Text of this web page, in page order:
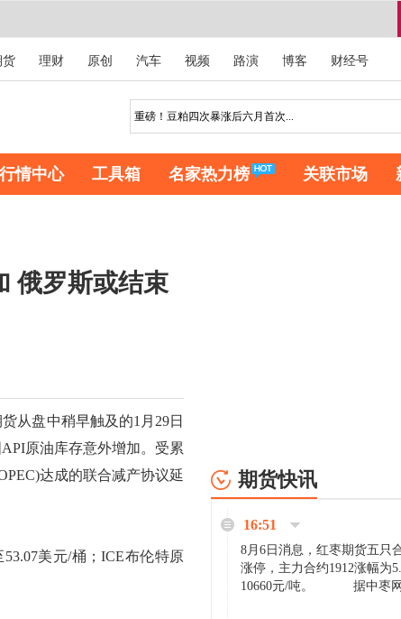
货 理财 原创 汽车 视频 路演 博客 财经号
行情中心 工具箱 名家热力榜 关联市场
俄罗斯或结束
从盘中稍早触及的1月29日
原油库存意外增加。受累
达成的联合减产协议延
美元/桶；ICE布伦特原
期货快讯
16:51
8月6日消息，红枣期货五只
涨停，主力合约1912涨幅为
10660元/吨。 据中枣网